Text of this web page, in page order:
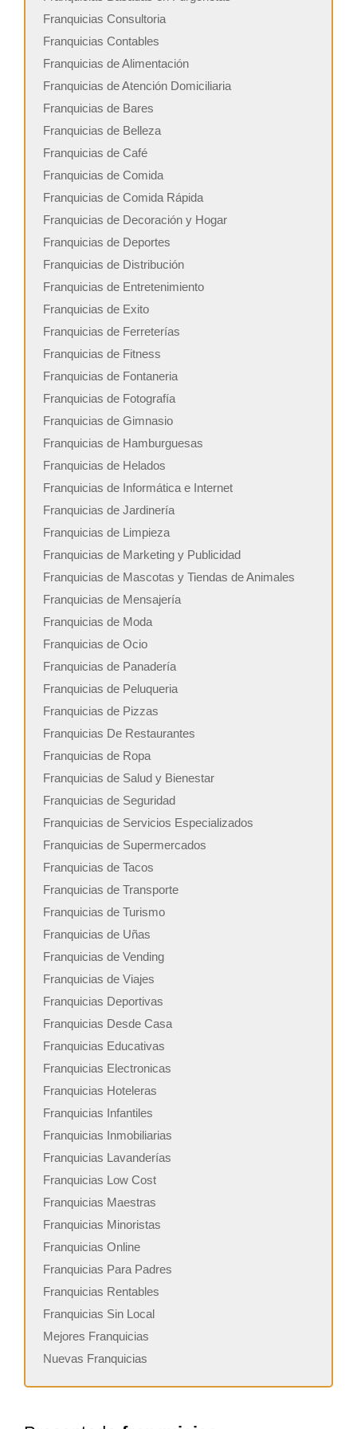
Franquicias Consultoria
Franquicias Contables
Franquicias de Alimentación
Franquicias de Atención Domiciliaria
Franquicias de Bares
Franquicias de Belleza
Franquicias de Café
Franquicias de Comida
Franquicias de Comida Rápida
Franquicias de Decoración y Hogar
Franquicias de Deportes
Franquicias de Distribución
Franquicias de Entretenimiento
Franquicias de Exito
Franquicias de Ferreterías
Franquicias de Fitness
Franquicias de Fontaneria
Franquicias de Fotografía
Franquicias de Gimnasio
Franquicias de Hamburguesas
Franquicias de Helados
Franquicias de Informática e Internet
Franquicias de Jardinería
Franquicias de Limpieza
Franquicias de Marketing y Publicidad
Franquicias de Mascotas y Tiendas de Animales
Franquicias de Mensajería
Franquicias de Moda
Franquicias de Ocio
Franquicias de Panadería
Franquicias de Peluqueria
Franquicias de Pizzas
Franquicias De Restaurantes
Franquicias de Ropa
Franquicias de Salud y Bienestar
Franquicias de Seguridad
Franquicias de Servicios Especializados
Franquicias de Supermercados
Franquicias de Tacos
Franquicias de Transporte
Franquicias de Turismo
Franquicias de Uñas
Franquicias de Vending
Franquicias de Viajes
Franquicias Deportivas
Franquicias Desde Casa
Franquicias Educativas
Franquicias Electronicas
Franquicias Hoteleras
Franquicias Infantiles
Franquicias Inmobiliarias
Franquicias Lavanderías
Franquicias Low Cost
Franquicias Maestras
Franquicias Minoristas
Franquicias Online
Franquicias Para Padres
Franquicias Rentables
Franquicias Sin Local
Mejores Franquicias
Nuevas Franquicias